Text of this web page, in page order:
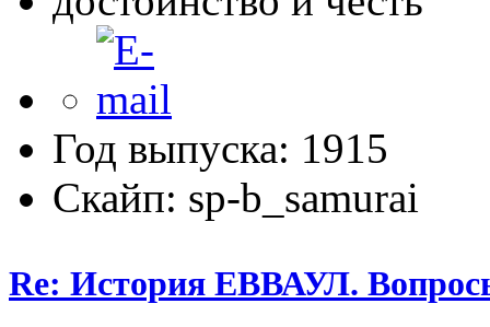
Год выпуска: 1915
Скайп: sp-b_samurai
Re: История ЕВВАУЛ.